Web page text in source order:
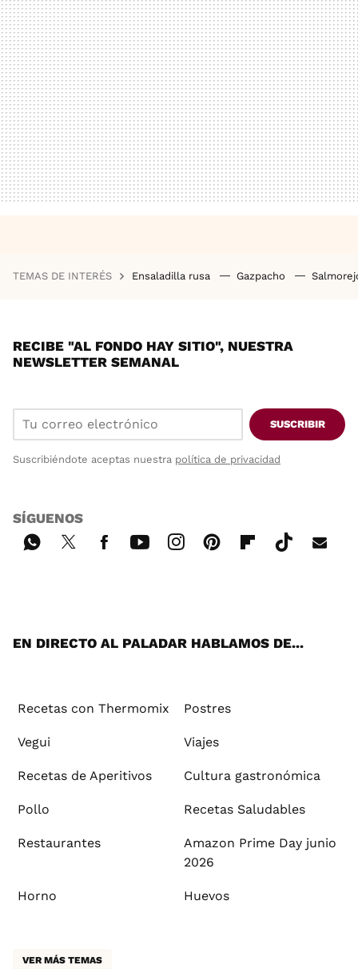
TEMAS DE INTERÉS Ensaladilla rusa Gazpacho
RECIBE "AL FONDO HAY SITIO", NUESTRA
NEWSLETTER SEMANAL
SUSCRIBIR
Suscribiéndote aceptas nuestra política de privacidad
SÍGUENOS
EN DIRECTO AL PALADAR HABLAMOS DE...
Recetas con Thermomix Postres
Vegui Viajes
Recetas de Aperitivos Cultura gastronómica
Pollo Recetas Saludables
Restaurantes
Amazon Prime Day junio
2026
Horno Huevos
VER MÁS TEMAS